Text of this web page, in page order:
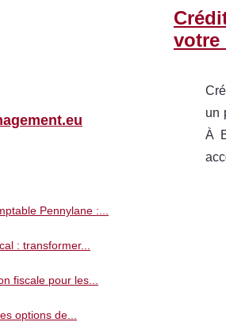
votre
un
À
Pennylane :...
: transformer...
fiscale pour les...
options de...